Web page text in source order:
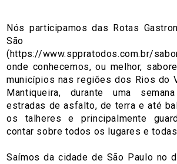
Nós participamos das Rotas
São
(https://www.sppratodos.com.br/
onde conhecemos, ou melhor,
municípios nas regiões dos Rios do
Mantiqueira, durante uma
estradas de asfalto, de terra e até
os talheres e principalmente
contar sobre todos os lugares e
Saímos da cidade de São Paulo no